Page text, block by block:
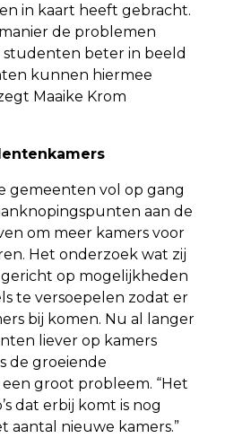
in kaart heeft gebracht.
de problemen
beter in beeld
kunnen hiermee
Maaike Krom
gemeenten vol op gang
aan de
om meer kamers voor
Het onderzoek wat zij
op mogelijkheden
te versoepelen zodat er
bij komen. Nu al langer
liever op kamers
de groeiende
een groot probleem. “Het
dat erbij komt is nog
aantal nieuwe kamers.”